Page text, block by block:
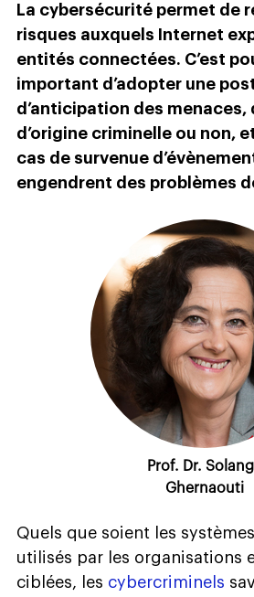
La cybersécurité permet de
risques auxquels Internet
entités connectées. C’est
important d’adopter une
d’anticipation des menaces,
d’origine criminelle ou non,
cas de survenue
engendrent des problèmes
Prof. Dr.
Ghernaouti
Quels que soient les
utilisés par les organisations
ciblées, les cybercriminels